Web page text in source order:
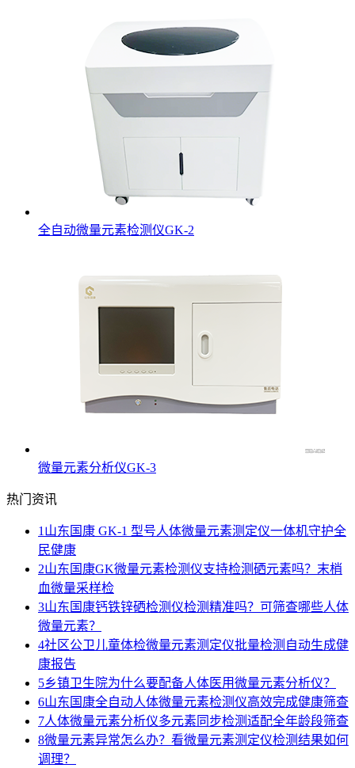
全自动微量元素检测仪GK-2
微量元素分析仪GK-3
热门资讯
1 山东国康 GK-1 型号人体微量元素测定仪一体机守护全
民健康
2山东国康GK微量元素检测仪支持检测硒元素吗？末梢
血微量采样检
3山东国康钙铁锌硒检测仪检测精准吗？可筛查哪些人体
微量元素？
4社区公卫儿童体检微量元素测定仪批量检测自动生成健
康报告
5乡镇卫生院为什么要配备人体医用微量元素分析仪？
6山东国康全自动人体微量元素检测仪高效完成健康筛查
7人体微量元素分析仪多元素同步检测适配全年龄段筛查
8微量元素异常怎么办？看微量元素测定仪检测结果如何
调理？